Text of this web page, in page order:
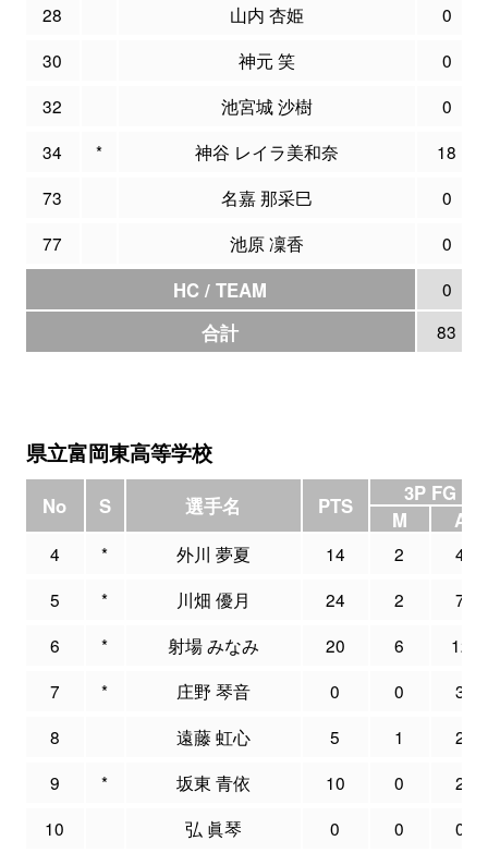
28
山内 杏姫
0
30
神元 笑
0
32
池宮城 沙樹
0
34
* 神谷 レイラ美和奈
18
73
名嘉 那采巳
0
77
池原 凜香 0
HC / TEAM 0
合計 83
県立富岡東高等学校
No S 選手名 PTS
3P FG
M
A
4 * 外川 夢夏 14 2
4
5
* 川畑 優月 24 2
7
6
* 射場 みなみ 20 6
12
7
* 庄野 琴音 0 0
3
8
遠藤 虹心 5 1
2
9
* 坂東 青依 10 0
2
10
弘 眞琴 0 0 0